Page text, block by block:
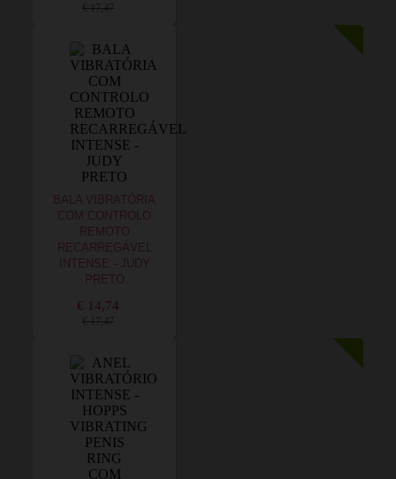
€ 17,47
BALA VIBRATÓRIA
COM CONTROLO
REMOTO
RECARREGÁVEL
INTENSE - JUDY
PRETO
€ 14,74
€ 17,47